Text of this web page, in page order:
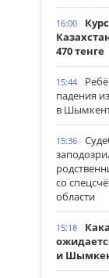
16:00
470 тенге
15:44
падения
в
15:36
со
области
15:18
и